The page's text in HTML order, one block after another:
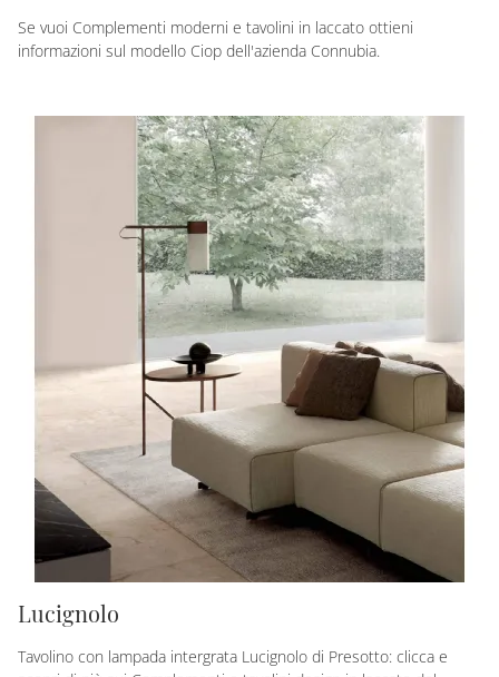
Se vuoi Complementi moderni e tavolini in laccato ottieni
informazioni sul modello Ciop dell'azienda Connubia.
Lucignolo
Tavolino con lampada intergrata Lucignolo di Presotto: clicca e